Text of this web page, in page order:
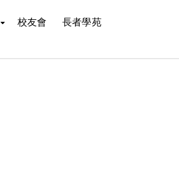
校友會 長者學苑